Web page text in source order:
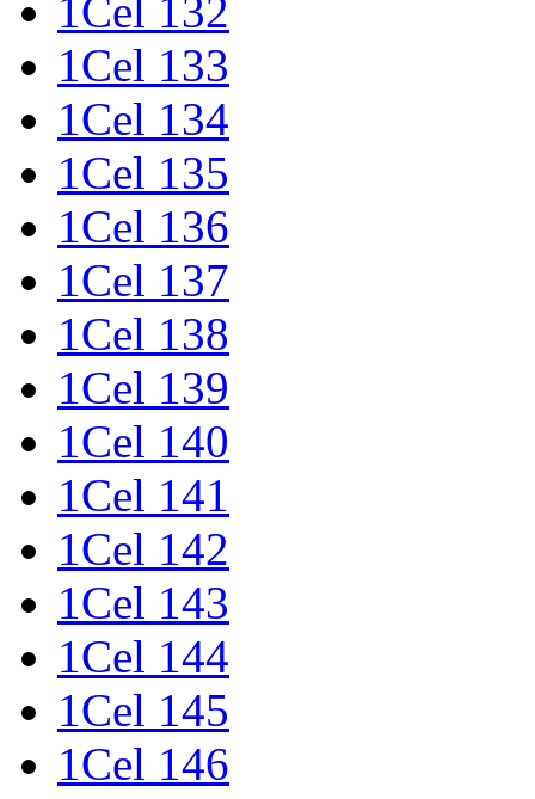
1Cel 132
1Cel 133
1Cel 134
1Cel 135
1Cel 136
1Cel 137
1Cel 138
1Cel 139
1Cel 140
1Cel 141
1Cel 142
1Cel 143
1Cel 144
1Cel 145
1Cel 146